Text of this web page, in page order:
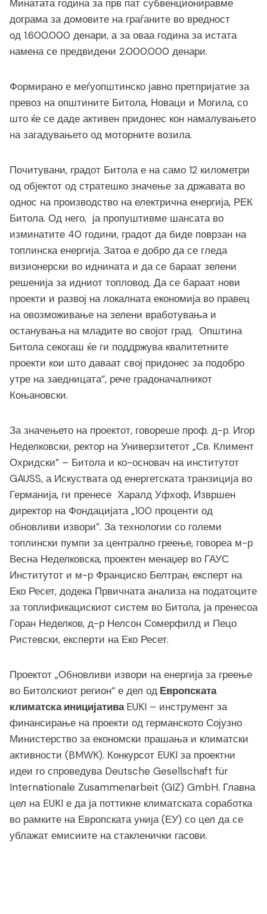
Минатата година за прв пат субвенциониравме
дограма за домовите на граѓаните во вредност
од 1.600.000 денари, а за оваа година за истата
намена се предвидени 2.000.000 денари.
Формирано е меѓуопштинско јавно претпријатие за
превоз на општините Битола, Новаци и Могила, со
што ќе се даде активен придонес кон намалувањето
на загадувањето од моторните возила.
Почитувани, градот Битола е на само 12 километри
од објектот од стратешко значење за државата во
однос на производство на електрична енергија, РЕК
Битола. Од него, ја пропуштивме шансата во
изминатите 40 години, градот да биде поврзан на
топлинска енергија. Затоа е добро да се гледа
визионерски во иднината и да се бараат зелени
решенија за идниот топловод. Да се бараат нови
проекти и развој на локалната економија во правец
на овозможивање на зелени вработувања и
останувања на младите во својот град. Општина
Битола секогаш ќе ги поддржува квалитетните
проекти кои што даваат свој придонес за подобро
утре на заедницата“, рече градоначалникот
Коњановски.
За значењето на проектот, говореше проф. д-р. Игор
Неделковски, ректор на Универзитетот „Св. Климент
Охридски” – Битола и ко-основач на институтот
GAUSS, а Искуствата од енергетската транзиција во
Германија, ги пренесе Харалд Уфхоф, Извршен
директор на Фондацијата „100 проценти од
обновливи извори”. За технологии со големи
топлински пумпи за централно греење, говореа м-р
Весна Неделковска, проектен менаџер во ГАУС
Институтот и м-р Франциско Белтран, експерт на
Еко Ресет, додека Првичната анализа на податоците
за топлификацискиот систем во Битола, ја пренесоа
Горан Неделков, д-р Нелсон Сомерфилд и Пецо
Ристевски, експерти на Еко Ресет.
Проектот „Обновливи извори на енергија за греење
во Битолскиот регион“ е дел од Европската
климатска иницијативаEUKI – инструмент за
финансирање на проекти од германското Сојузно
Министерство за економски прашања и климатски
активности (BMWK). Конкурсот EUKI за проектни
идеи го спроведува Deutsche Gesellschaft für
Internationale Zusammenarbeit (GIZ) GmbH. Главна
цел на EUKI е да ја поттикне климатската соработка
во рамките на Европската унија (ЕУ) со цел да се
ублажат емисиите на стакленички гасови.